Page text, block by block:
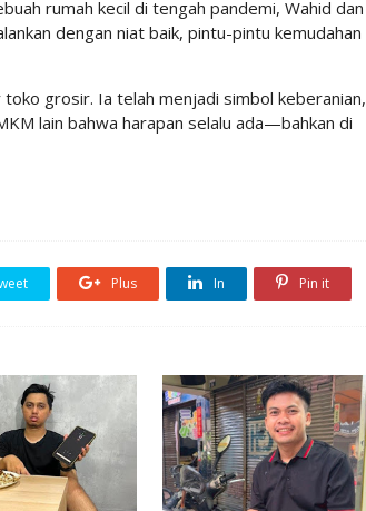
rumah kecil di tengah pandemi, Wahid dan
dengan niat baik, pintu-pintu kemudahan
grosir. Ia telah menjadi simbol keberanian,
lain bahwa harapan selalu ada—bahkan di
Plus In Pin it